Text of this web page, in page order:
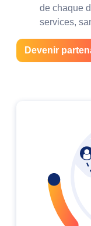
de chaque
services,
Devenir